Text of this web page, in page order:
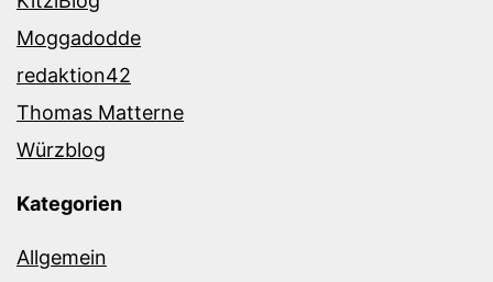
Moggadodde
redaktion42
Thomas Matterne
Würzblog
Kategorien
Allgemein